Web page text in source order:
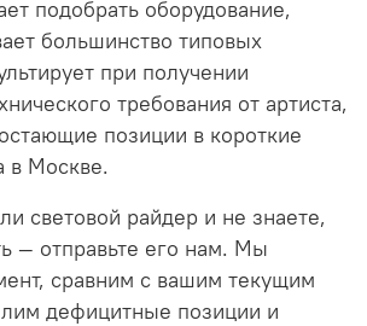
подобрать оборудование,
большинство типовых
при получении
требования от артиста,
позиции в короткие
в Москве.
световой райдер и не знаете,
— отправьте его нам. Мы
сравним с вашим текущим
дефицитные позиции и